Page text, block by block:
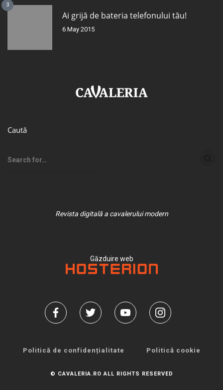
3
Ai grijă de bateria telefonului tău!
6 May 2015
Caută
Revista digitală a cavalerului modern
Găzduire web
Politică de confidențialitate Politică cookie
© CAVALERIA.RO ALL RIGHTS RESERVED